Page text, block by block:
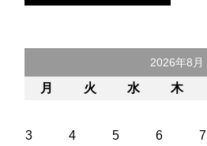
2026年8月
月 火 水 木
3
4 5 6 7